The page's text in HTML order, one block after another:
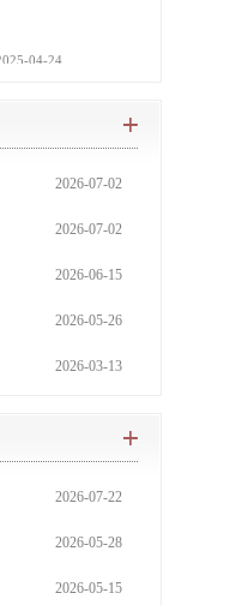
2024-10-17
2026-07-02
2026-07-02
2026-06-15
2026-05-26
2026-03-13
2026-07-22
2026-05-28
2026-05-15